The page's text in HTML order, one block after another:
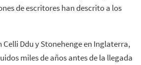
de escritores han descrito a los
Ddu y Stonehenge en Inglaterra,
miles de años antes de la llegada